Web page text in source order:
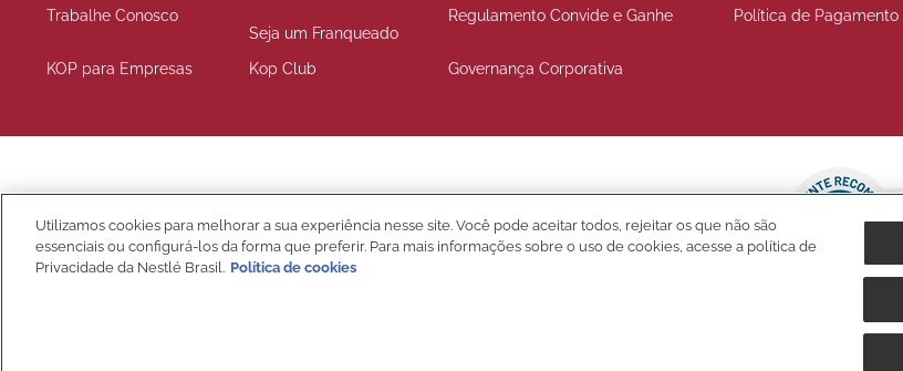
Trabalhe Conosco
Seja um Franqueado
Regulamento Convide e Ganhe
KOP para Empresas Kop Club Governança Corporativa
Política de Pagamento
Compre Seguro
Utilizamos cookies para melhorar a sua experiência nesse site. Você pode aceitar todos, rejeitar os que não são
essenciais ou configurá-los da forma que preferir. Para mais informações sobre o uso de cookies, acesse a política de
Privacidade da Nestlé Brasil. Política de cookies